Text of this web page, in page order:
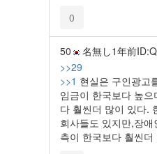
0
50 名無し1年前
>>29
>>1 현실은 구인광고
임금이 한국보다 높
다 훨씬더 많이 있다.
회사들도 있지만,장
측이 한국보다 훨씬더